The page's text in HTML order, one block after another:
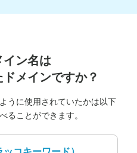
イン名は
メインですか？
うに使用されていたかは以下
ることができます。